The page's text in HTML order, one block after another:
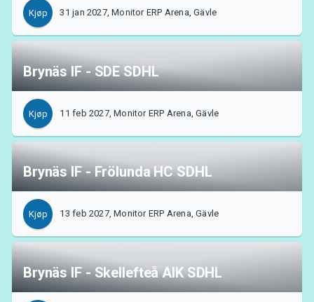
Kjøp 31 jan 2027, Monitor ERP Arena, Gävle
Brynäs IF - SDE SDHL
Kjøp 11 feb 2027, Monitor ERP Arena, Gävle
Brynäs IF - Frölunda HC SDHL
Kjøp 13 feb 2027, Monitor ERP Arena, Gävle
Brynäs IF - Skellefteå AIK SDHL